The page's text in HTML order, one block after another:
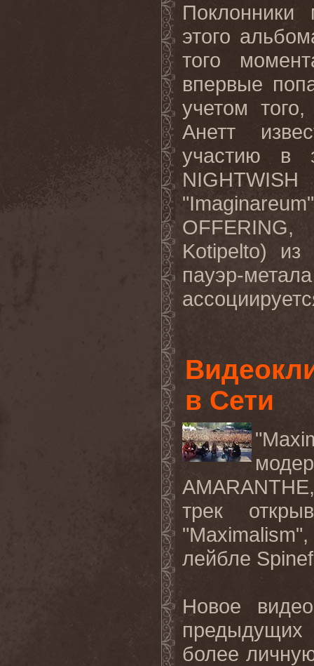
этого
того
впервые
учетом
Анетт
участию в
Kotipelto) из
пауэр-
в Сети
трек
"Maximalism",
лейбле
Новое
предыдущих
более